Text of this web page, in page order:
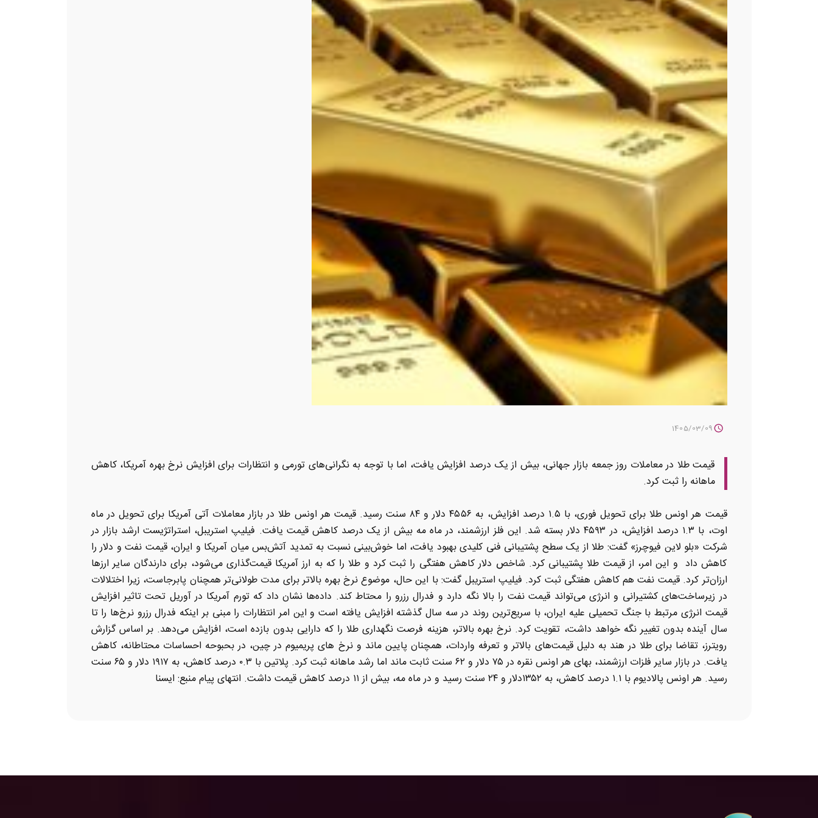
1405/03/09
قیمت طلا در معاملات روز جمعه بازار جهانی، بیش از یک درصد افزایش یافت، اما با توجه به نگرانی‌های تورمی و انتظارات برای افزایش نرخ بهره آمریکا، کاهش
ماهانه را ثبت کرد.
قیمت هر اونس طلا برای تحویل فوری، با ۱.۵ درصد افزایش، به ۴۵۵۶ دلار و ۸۴ سنت رسید. قیمت هر اونس طلا در بازار معاملات آتی آمریکا برای تحویل در ماه
اوت، با ۱.۳ درصد افزایش، در ۴۵۹۳ دلار بسته شد. این فلز ارزشمند، در ماه مه بیش از یک درصد کاهش قیمت یافت. فیلیپ استریبل، استراتژیست ارشد بازار در
شرکت «بلو لاین فیوچرز» گفت: طلا از یک سطح پشتیبانی فنی کلیدی بهبود یافت، اما خوش‌بینی نسبت به تمدید آتش‌بس میان آمریکا و ایران، قیمت نفت و دلار را
کاهش داد و این امر، از قیمت طلا پشتیبانی کرد. شاخص دلار کاهش هفتگی را ثبت کرد و طلا را که به ارز آمریکا قیمت‌گذاری می‌شود، برای دارندگان سایر ارزها
ارزان‌تر کرد. قیمت نفت هم کاهش هفتگی ثبت کرد. فیلیپ استریبل گفت: با این حال، موضوع نرخ بهره بالاتر برای مدت طولانی‌تر همچنان پابرجاست، زیرا اختلالات
در زیرساخت‌های کشتیرانی و انرژی می‌تواند قیمت نفت را بالا نگه دارد و فدرال رزرو را محتاط کند. داده‌ها نشان داد که تورم آمریکا در آوریل تحت تاثیر افزایش
قیمت انرژی مرتبط با جنگ تحمیلی علیه ایران، با سریع‌ترین روند در سه سال گذشته افزایش یافته است و این امر انتظارات را مبنی بر اینکه فدرال رزرو نرخ‌ها را تا
سال آینده بدون تغییر نگه خواهد داشت، تقویت کرد. نرخ بهره بالاتر، هزینه فرصت نگهداری طلا را که دارایی بدون بازده است، افزایش می‌دهد. بر اساس گزارش
رویترز، تقاضا برای طلا در هند به دلیل قیمت‌های بالاتر و تعرفه واردات، همچنان پایین ماند و نرخ های پریمیوم در چین، در بحبوحه احساسات محتاطانه، کاهش
یافت. در بازار سایر فلزات ارزشمند، بهای هر اونس نقره در ۷۵ دلار و ۶۲ سنت ثابت ماند اما رشد ماهانه ثبت کرد. پلاتین با ۰.۳ درصد کاهش، به ۱۹۱۷ دلار و ۶۵ سنت
رسید. هر اونس پالادیوم با ۱.۱ درصد کاهش، به ۱۳۵۲دلار و ۲۴ سنت رسید و در ماه مه، بیش از ۱۱ درصد کاهش قیمت داشت. انتهای پیام منبع: ایسنا